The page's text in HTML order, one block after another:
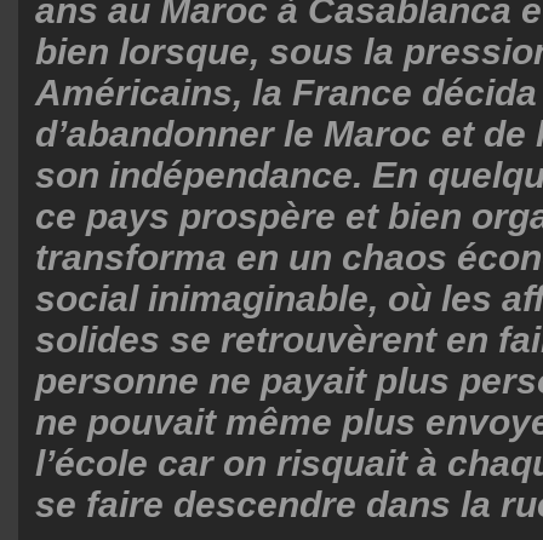
ans au Maroc à Casablanca
bien lorsque, sous la
Américains, la France
d’abandonner le Maroc et
son indépendance. En
ce pays prospère et bien
transforma en un chaos
social inimaginable, où les
solides se retrouvèrent en
personne ne payait plus
ne pouvait même plus
l’école car on risquait à
se faire descendre dans la